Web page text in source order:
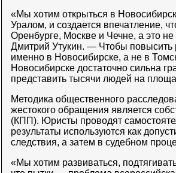
«Мы хотим открыться в
Уралом, и создается впечатление,
Оренбурге, Москве и Чечне, а это
Дмитрий Утукин. — Чтобы повысить
именно в Новосибирске, а не в
Новосибирске достаточно сильна
представить тысячи людей на
Методика общественного
жестокого обращения является
(КПП). Юристы проводят
результаты используются как
следствия, а затем в судебном
«Мы хотим развиваться,